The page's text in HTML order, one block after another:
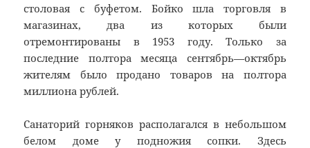
столовая с буфетом. Бойко шла торговля в
магазинах, два из которых были
отремонтированы в 1953 году. Только за
последние полтора месяца сентябрь—октябрь
жителям было продано товаров на полтора
миллиона рублей.
Санаторий горняков располагался в небольшом
белом доме у подножия сопки. Здесь